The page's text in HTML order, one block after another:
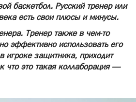
баскетбол. Русский тренер или
есть свои плюсы и минусы.
Тренер также в чем-то
эффективно использовать его
игроке защитника, приходит
что это такая коллаборация —